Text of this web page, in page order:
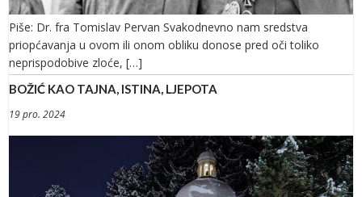
Piše: Dr. fra Tomislav Pervan Svakodnevno nam sredstva
priopćavanja u ovom ili onom obliku donose pred oči toliko
neprispodobive zloće, […]
BOŽIĆ KAO TAJNA, ISTINA, LJEPOTA
19 pro. 2024